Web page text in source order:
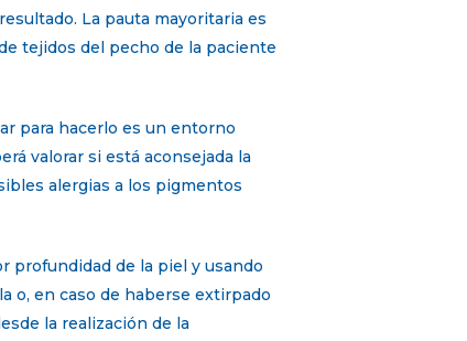
La pauta mayoritaria es
tejidos del pecho de la paciente
para hacerlo es un entorno
valorar si está aconsejada la
alergias a los pigmentos
profundidad de la piel y usando
o, en caso de haberse extirpado
la realización de la